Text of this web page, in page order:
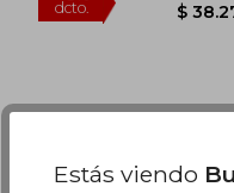
Estás viendo